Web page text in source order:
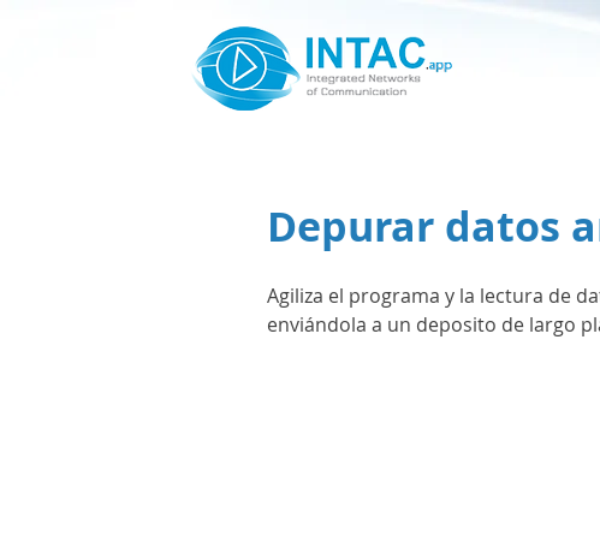
Depurar datos
Agiliza el programa y la lectura de
enviándola a un deposito de largo